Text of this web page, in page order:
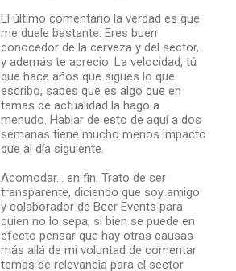
El último comentario la verdad es que
me duele bastante. Eres buen
conocedor de la cerveza y del sector,
y además te aprecio. La velocidad, tú
que hace años que sigues lo que
escribo, sabes que es algo que en
temas de actualidad la hago a
menudo. Hablar de esto de aquí a dos
semanas tiene mucho menos impacto
que al día siguiente.
Acomodar... en fin. Trato de ser
transparente, diciendo que soy amigo
y colaborador de Beer Events para
quien no lo sepa, si bien se puede en
efecto pensar que hay otras causas
más allá de mi voluntad de comentar
temas de relevancia para el sector